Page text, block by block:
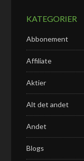
KATEGORIER
Abbonement
Affiliate
Aktier
Alt det andet
Andet
Blogs